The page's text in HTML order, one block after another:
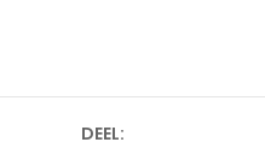
DEEL: